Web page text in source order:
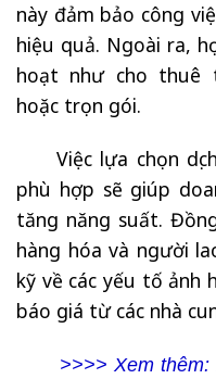
này đảm bảo công
hiệu quả. Ngoài ra,
hoạt như cho thuê
hoặc trọn gói.
Việc lựa chọn
phù hợp sẽ giúp
tăng năng suất.
hàng hóa và người
kỹ về các yếu tố ảnh
báo giá từ các nhà
>>>> Xem